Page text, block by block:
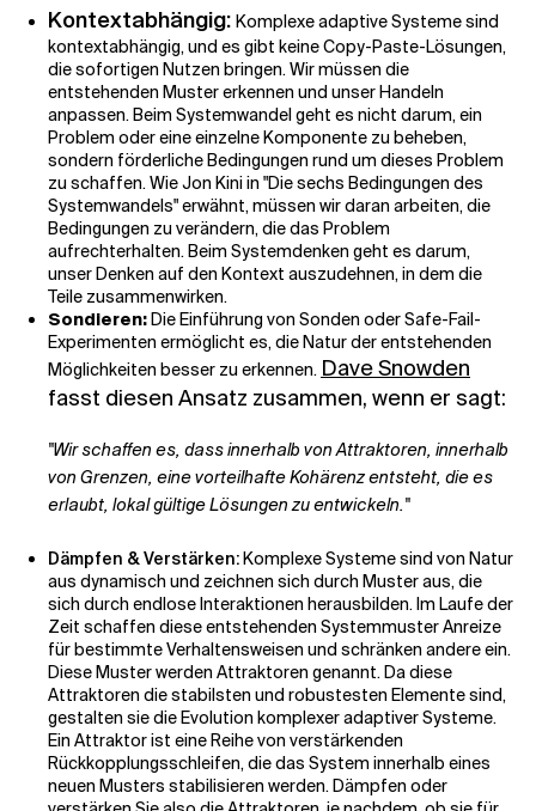
Kontextabhängig: Komplexe adaptive Systeme sind
kontextabhängig, und es gibt keine Copy-Paste-Lösungen,
die sofortigen Nutzen bringen. Wir müssen die
entstehenden Muster erkennen und unser Handeln
anpassen. Beim Systemwandel geht es nicht darum, ein
Problem oder eine einzelne Komponente zu beheben,
sondern förderliche Bedingungen rund um dieses Problem
zu schaffen. Wie Jon Kini in "Die sechs Bedingungen des
Systemwandels" erwähnt, müssen wir daran arbeiten, die
Bedingungen zu verändern, die das Problem
aufrechterhalten. Beim Systemdenken geht es darum,
unser Denken auf den Kontext auszudehnen, in dem die
Teile zusammenwirken.
Sondieren:Die Einführung von Sonden oder Safe-Fail-
Experimenten ermöglicht es, die Natur der entstehenden
Möglichkeiten besser zu erkennen. Dave Snowden
fasst diesen Ansatz zusammen, wenn er sagt:
"Wir schaffen es, dass innerhalb von Attraktoren, innerhalb
von Grenzen, eine vorteilhafte Kohärenz entsteht, die es
erlaubt, lokal gültige Lösungen zu entwickeln."
Dämpfen & Verstärken:Komplexe Systeme sind von Natur
aus dynamisch und zeichnen sich durch Muster aus, die
sich durch endlose Interaktionen herausbilden. Im Laufe der
Zeit schaffen diese entstehenden Systemmuster Anreize
für bestimmte Verhaltensweisen und schränken andere ein.
Diese Muster werden Attraktoren genannt. Da diese
Attraktoren die stabilsten und robustesten Elemente sind,
gestalten sie die Evolution komplexer adaptiver Systeme.
Ein Attraktor ist eine Reihe von verstärkenden
Rückkopplungsschleifen, die das System innerhalb eines
neuen Musters stabilisieren werden. Dämpfen oder